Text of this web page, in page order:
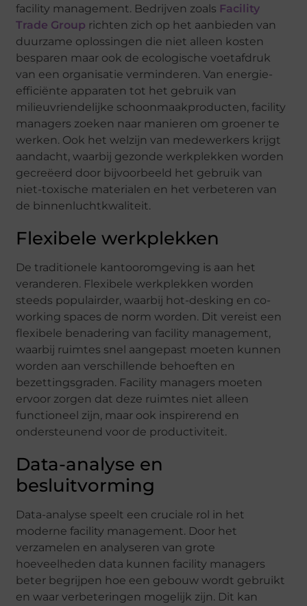
facility management. Bedrijven zoals Facility
Trade Group richten zich op het aanbieden van
duurzame oplossingen die niet alleen kosten
besparen maar ook de ecologische voetafdruk
van een organisatie verminderen. Van energie-
efficiënte apparaten tot het gebruik van
milieuvriendelijke schoonmaakproducten, facility
managers zoeken naar manieren om groener te
werken. Ook het welzijn van medewerkers krijgt
aandacht, waarbij gezonde werkplekken worden
gecreëerd door bijvoorbeeld het gebruik van
niet-toxische materialen en het verbeteren van
de binnenluchtkwaliteit.
Flexibele werkplekken
De traditionele kantooromgeving is aan het
veranderen. Flexibele werkplekken worden
steeds populairder, waarbij hot-desking en co-
working spaces de norm worden. Dit vereist een
flexibele benadering van facility management,
waarbij ruimtes snel aangepast moeten kunnen
worden aan verschillende behoeften en
bezettingsgraden. Facility managers moeten
ervoor zorgen dat deze ruimtes niet alleen
functioneel zijn, maar ook inspirerend en
ondersteunend voor de productiviteit.
Data-analyse en
besluitvorming
Data-analyse speelt een cruciale rol in het
moderne facility management. Door het
verzamelen en analyseren van grote
hoeveelheden data kunnen facility managers
beter begrijpen hoe een gebouw wordt gebruikt
en waar verbeteringen mogelijk zijn. Dit kan